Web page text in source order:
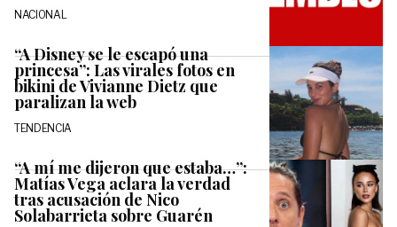
NACIONAL
“A Disney se le escapó una
princesa”: Las virales fotos en
bikini de Vivianne Dietz que
paralizan la web
TENDENCIA
“A mí me dijeron que estaba…”:
Matías Vega aclara la verdad
tras acusación de Nico
Solabarrieta sobre Guarén